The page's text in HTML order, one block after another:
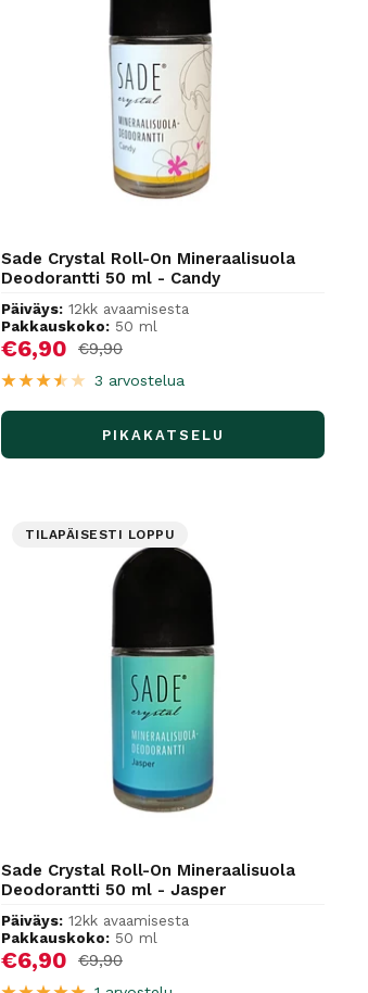
Sade Crystal Roll-On Mineraalisuola
Deodorantti 50 ml - Candy
Päiväys: 12kk avaamisesta
Pakkauskoko: 50 ml
Alennushinta
€6,90 Normaalihinta
€9,90
3 arvostelua
PIKAKATSELU
TILAPÄISESTI LOPPU
Sade Crystal Roll-On Mineraalisuola
Deodorantti 50 ml - Jasper
Päiväys: 12kk avaamisesta
Pakkauskoko: 50 ml
Alennushinta
€6,90 Normaalihinta
€9,90